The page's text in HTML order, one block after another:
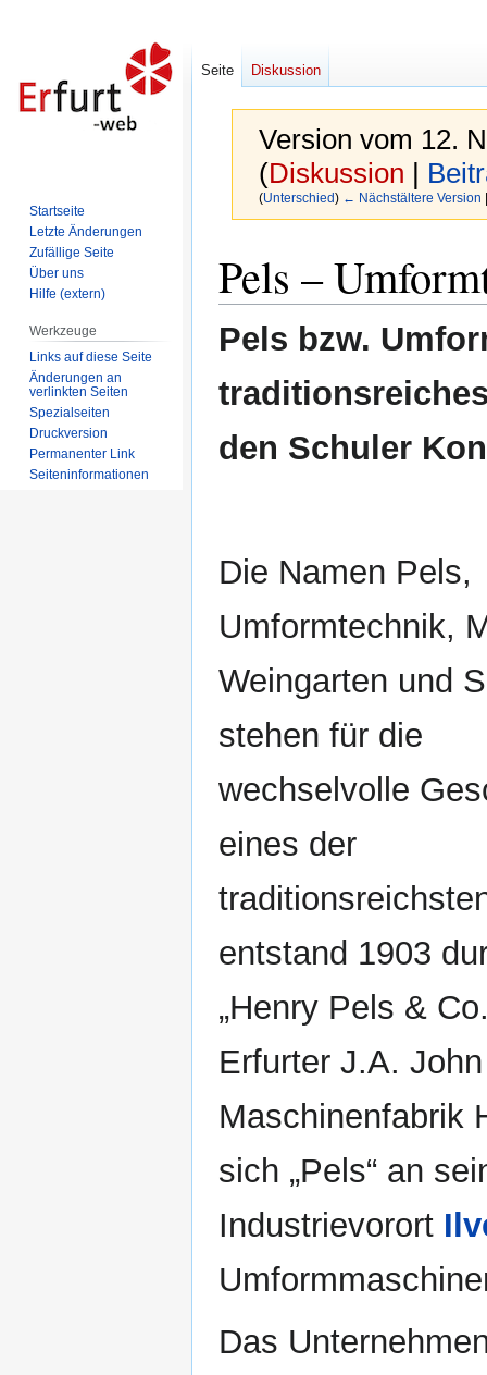
Version vom 12.
(Diskussion |
(Unterschied) ← Nächstältere Version
Navigation
springen
Suche
springen
Pels –
Pels bzw.
den Schuler
Die Namen Pels,
Umformtechnik,
Weingarten und
stehen für die
wechselvolle
eines der
entstand 1903
„Henry Pels &
Erfurter J.A.
Maschinenfabrik
sich „Pels“ an
Industrievorort
Das
Seite Diskussion
Startseite
Letzte Änderungen
Zufällige Seite
Über uns
Hilfe (extern)
Werkzeuge
Links auf diese Seite
Änderungen an
verlinkten Seiten
Spezialseiten
Druckversion
Permanenter Link
Seiten­informationen